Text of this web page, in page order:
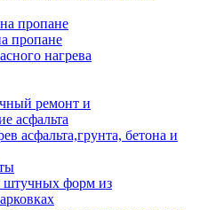
пропане
пропане
нагрева
ремонт и
асфальта
асфальта,грунта, бетона и
штучных форм из